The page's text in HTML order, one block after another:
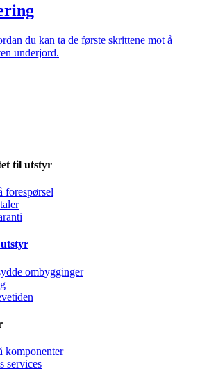
du kan ta de første skrittene mot å
underjord.
til utstyr
forespørsel
ombygginger
komponenter
services